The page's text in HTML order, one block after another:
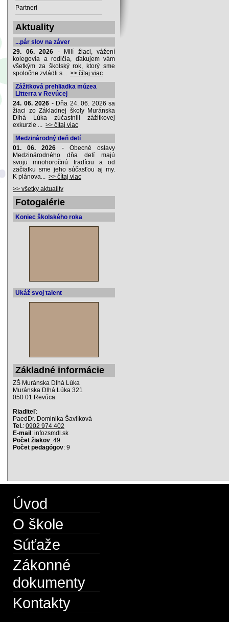
Partneri
Aktuality
...pár slov na záver
29. 06. 2026 - Milí žiaci, vážení
kolegovia a rodičia, ďakujem vám
všetkým za školský rok, ktorý sme
spoločne zvládli s... >> čítaj viac
Zážitková prehliadka múzea
Litterra v Revúcej
24. 06. 2026 - Dňa 24. 06. 2026 sa
žiaci zo Základnej školy Muránska
Dlhá Lúka zúčastnili zážitkovej
exkurzie ... >> čítaj viac
Medzinárodný deň detí
01. 06. 2026 - Obecné oslavy
Medzinárodného dňa detí majú
svoju mnohoročnú tradíciu a od
začiatku sme jeho súčasťou aj my.
K plánova... >> čítaj viac
>> všetky aktuality
Fotogalérie
Koniec školského roka
Ukáž svoj talent
Základné informácie
ZŠ Muránska Dlhá Lúka
Muránska Dlhá Lúka 321
050 01 Revúca
Riaditeľ:
PaedDr. Dominika Šavlíková
Tel.: 0902 974 402
E-mail : infozsmdl.sk
Počet žiakov: 49
Počet pedagógov: 9
Úvod
O škole
Súťaže
Zákonné
dokumenty
Kontakty